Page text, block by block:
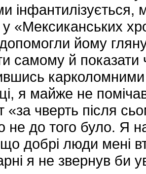
у «Мексиканських
допомогли йому
самому й
карколомними
я майже не
«за чверть після
не до того було. Я
що добрі люди мені
я не звернув би